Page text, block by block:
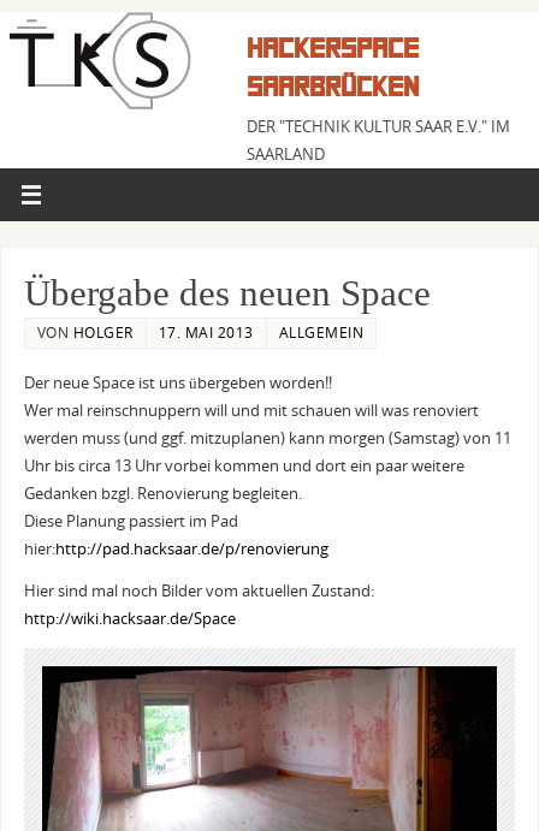
HACKERSPACE
SAARBRÜCKEN
DER "TECHNIK KULTUR SAAR E.V." IM
SAARLAND
Übergabe des neuen Space
VON HOLGER 17. MAI 2013 ALLGEMEIN
Der neue Space ist uns übergeben worden!!
Wer mal reinschnuppern will und mit schauen will was renoviert
werden muss (und ggf. mitzuplanen) kann morgen (Samstag) von 11
Uhr bis circa 13 Uhr vorbei kommen und dort ein paar weitere
Gedanken bzgl. Renovierung begleiten.
Diese Planung passiert im Pad
hier:http://pad.hacksaar.de/p/renovierung
Hier sind mal noch Bilder vom aktuellen Zustand:
http://wiki.hacksaar.de/Space